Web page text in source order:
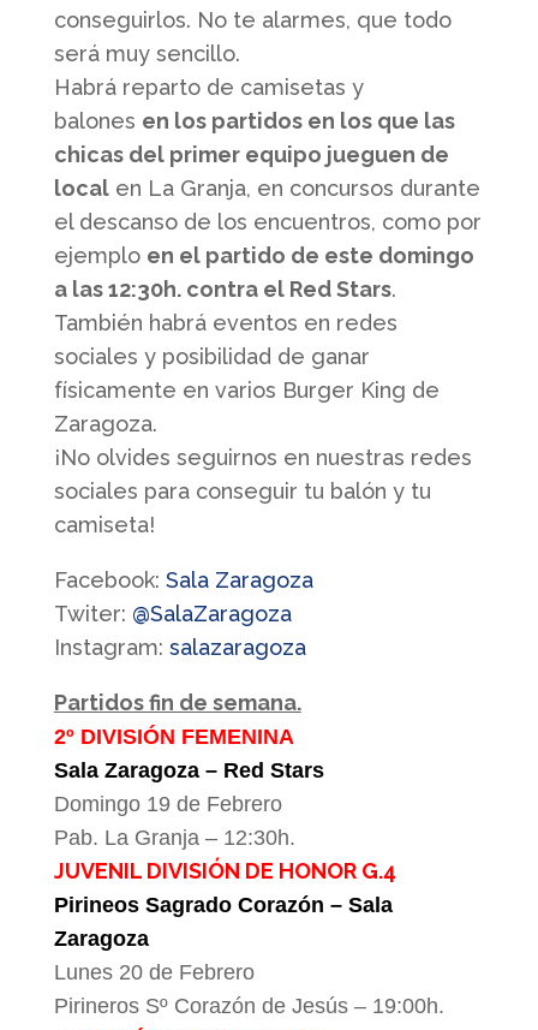
conseguirlos. No te alarmes, que todo
será muy sencillo.
Habrá reparto de camisetas y
balones en los partidos en los que las
chicas del primer equipo jueguen de
localen La Granja, en concursos durante
el descanso de los encuentros, como por
ejemplo en el partido de este domingo
a las 12:30h. contra el Red Stars.
También habrá eventos en redes
sociales y posibilidad de ganar
físicamente en varios Burger King de
Zaragoza.
¡No olvides seguirnos en nuestras redes
sociales para conseguir tu balón y tu
camiseta!
Facebook: Sala Zaragoza
Twiter: @SalaZaragoza
Instagram: salazaragoza
Partidos fin de semana.
2º DIVISIÓN FEMENINA
Sala Zaragoza – Red Stars
Domingo 19 de Febrero
Pab. La Granja – 12:30h.
JUVENIL DIVISIÓN DE HONOR G.4
Pirineos Sagrado Corazón – Sala
Zaragoza
Lunes 20 de Febrero
Pirineros Sº Corazón de Jesús – 19:00h.